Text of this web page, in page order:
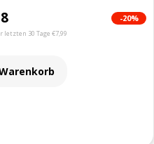
-20%
30 Tage €7,99